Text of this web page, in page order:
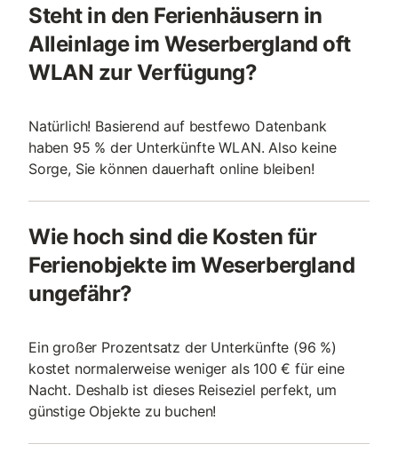
Steht in den Ferienhäusern in
Alleinlage im Weserbergland oft
WLAN zur Verfügung?
Natürlich! Basierend auf bestfewo Datenbank
haben 95 % der Unterkünfte WLAN. Also keine
Sorge, Sie können dauerhaft online bleiben!
Wie hoch sind die Kosten für
Ferienobjekte im Weserbergland
ungefähr?
Ein großer Prozentsatz der Unterkünfte (96 %)
kostet normalerweise weniger als 100 € für eine
Nacht. Deshalb ist dieses Reiseziel perfekt, um
günstige Objekte zu buchen!